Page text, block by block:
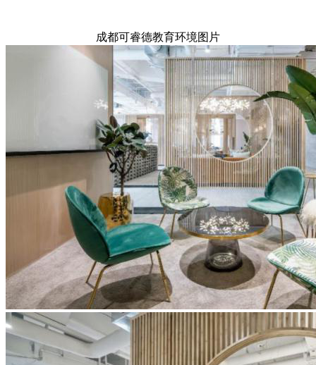
成都可睿德教育环境图片